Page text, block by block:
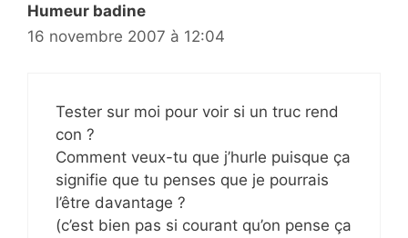
Humeur badine
16 novembre 2007 à 12:04
Tester sur moi pour voir si un truc rend
con ?
Comment veux-tu que j’hurle puisque ça
signifie que tu penses que je pourrais
l’être davantage ?
(c’est bien pas si courant qu’on pense ça